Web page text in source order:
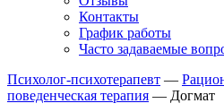
Контакты
График работы
Часто задаваемые
Психолог-психотерапевт —
поведенческая терапия — Догмат